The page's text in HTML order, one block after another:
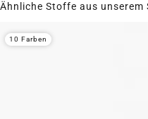
Ähnliche Stoffe aus unserem
10 Farben